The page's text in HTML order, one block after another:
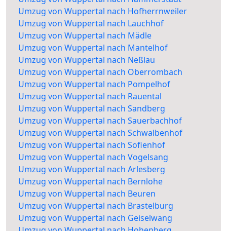
Umzug von Wuppertal nach Hofherrnweiler
Umzug von Wuppertal nach Lauchhof
Umzug von Wuppertal nach Mädle
Umzug von Wuppertal nach Mantelhof
Umzug von Wuppertal nach Neßlau
Umzug von Wuppertal nach Oberrombach
Umzug von Wuppertal nach Pompelhof
Umzug von Wuppertal nach Rauental
Umzug von Wuppertal nach Sandberg
Umzug von Wuppertal nach Sauerbachhof
Umzug von Wuppertal nach Schwalbenhof
Umzug von Wuppertal nach Sofienhof
Umzug von Wuppertal nach Vogelsang
Umzug von Wuppertal nach Arlesberg
Umzug von Wuppertal nach Bernlohe
Umzug von Wuppertal nach Beuren
Umzug von Wuppertal nach Brastelburg
Umzug von Wuppertal nach Geiselwang